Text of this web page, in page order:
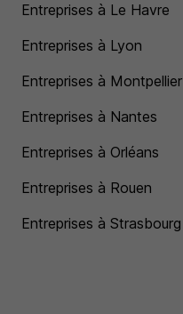
Entreprises à Le Havre
Entreprises à Lyon
Entreprises à Montpellier
Entreprises à Nantes
Entreprises à Orléans
Entreprises à Rouen
Entreprises à Strasbourg